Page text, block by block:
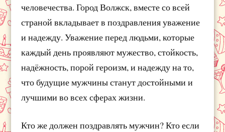
человечества. Город Волжск, вместе со всей
страной вкладывает в поздравления уважение
и надежду. Уважение перед людьми, которые
каждый день проявляют мужество, стойкость,
надёжность, порой героизм, и надежду на то,
что будущие мужчины станут достойными и
лучшими во всех сферах жизни.
Кто же должен поздравлять мужчин? Кто если